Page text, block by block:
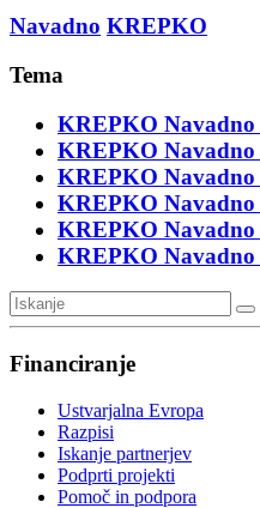
Navadno KREPKO
Tema
KREPKO Navadno
KREPKO Navadno
KREPKO Navadno
KREPKO Navadno
KREPKO Navadno
KREPKO Navadno
Financiranje
Ustvarjalna Evropa
Razpisi
Iskanje partnerjev
Podprti projekti
Pomoč in podpora